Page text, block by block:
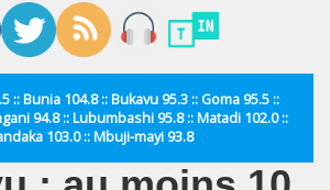
:: Bunia 104.8 :: Bukavu 95.3 :: Goma 95.5 ::
94.8 :: Lubumbashi 95.8 :: Matadi 102.0 ::
103.0 :: Mbuji-mayi 93.8